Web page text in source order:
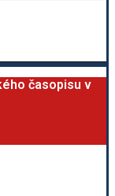
časopisu v